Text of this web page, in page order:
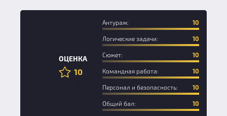
ОЦЕНКА
10
Антураж: 10
Логические задачи: 10
Сюжет: 10
Командная работа: 10
Персонал и безопасность: 10
Общий бал: 10